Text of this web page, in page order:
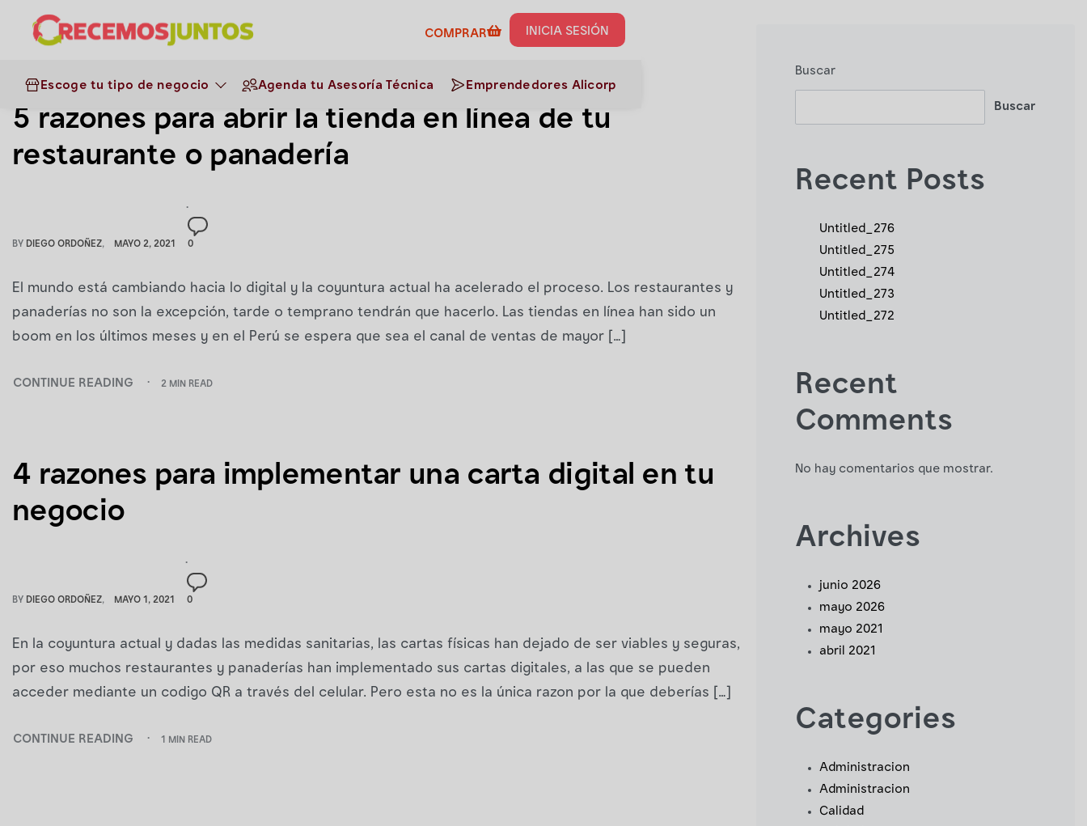
COMPRAR INICIA SESIÓN
Escoge tu tipo de negocio Agenda tu Asesoría Técnica Emprendedores Alicorp
Categoría:Estrategia & Campañas
5 razones para abrir la tienda en línea de tu
restaurante o panadería
BY DIEGO ORDOÑEZ MAYO 2, 2021 0
El mundo está cambiando hacia lo digital y la coyuntura actual ha acelerado el proceso. Los restaurantes y
panaderías no son la excepción, tarde o temprano tendrán que hacerlo. Las tiendas en línea han sido un
boom en los últimos meses y en el Perú se espera que sea el canal de ventas de mayor […]
CONTINUE READING 2 MIN READ
4 razones para implementar una carta digital en tu
negocio
BY DIEGO ORDOÑEZ MAYO 1, 2021 0
En la coyuntura actual y dadas las medidas sanitarias, las cartas físicas han dejado de ser viables y seguras,
por eso muchos restaurantes y panaderías han implementado sus cartas digitales, a las que se pueden
acceder mediante un codigo QR a través del celular. Pero esta no es la única razon por la que deberías […]
CONTINUE READING 1 MIN READ
Buscar
Buscar
Recent Posts
Untitled_276
Untitled_275
Untitled_274
Untitled_273
Untitled_272
Recent
Comments
No hay comentarios que mostrar.
Archives
junio 2026
mayo 2026
mayo 2021
abril 2021
Categories
Administracion
Administracion
Calidad